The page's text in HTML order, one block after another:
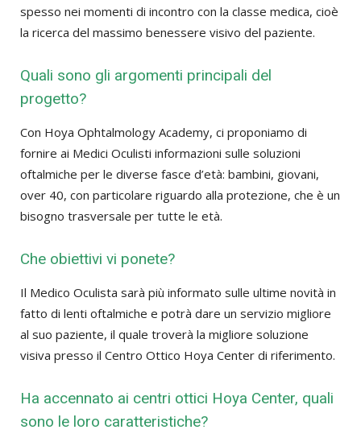
spesso nei momenti di incontro con la classe medica, cioè
la ricerca del massimo benessere visivo del paziente.
Quali sono gli argomenti principali del
progetto?
Con Hoya Ophtalmology Academy, ci proponiamo di
fornire ai Medici Oculisti informazioni sulle soluzioni
oftalmiche per le diverse fasce d’età: bambini, giovani,
over 40, con particolare riguardo alla protezione, che è un
bisogno trasversale per tutte le età.
Che obiettivi vi ponete?
Il Medico Oculista sarà più informato sulle ultime novità in
fatto di lenti oftalmiche e potrà dare un servizio migliore
al suo paziente, il quale troverà la migliore soluzione
visiva presso il Centro Ottico Hoya Center di riferimento.
Ha accennato ai centri ottici Hoya Center, quali
sono le loro caratteristiche?